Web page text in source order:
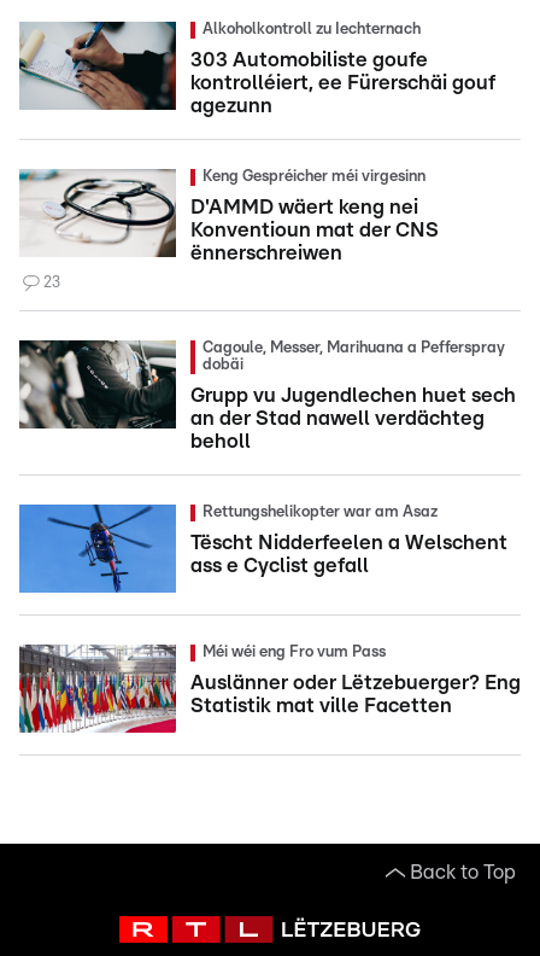
Alkoholkontroll zu Iechternach
303 Automobiliste goufe
kontrolléiert, ee Fürerschäi gouf
agezunn
Keng Gespréicher méi virgesinn
D'AMMD wäert keng nei
Konventioun mat der CNS
ënnerschreiwen
23
Cagoule, Messer, Marihuana a Pefferspray
dobäi
Grupp vu Jugendlechen huet sech
an der Stad nawell verdächteg
beholl
Rettungshelikopter war am Asaz
Tëscht Nidderfeelen a Welschent
ass e Cyclist gefall
Méi wéi eng Fro vum Pass
Auslänner oder Lëtzebuerger? Eng
Statistik mat ville Facetten
Back to Top